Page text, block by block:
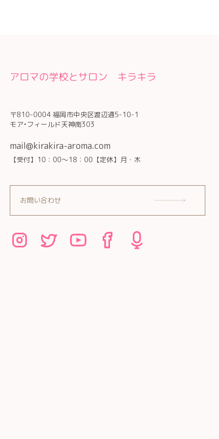
アロマの学校とサロン キラキラ
〒810-0004 福岡市中央区渡辺通5-10-1
モア•フィールド天神南303
mail@kirakira-aroma.com
【受付】10：00～18：00【定休】月・木
お問い合わせ